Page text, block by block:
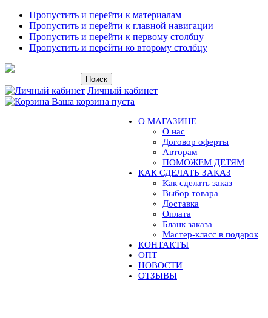
Пропустить и перейти к материалам
Пропустить и перейти к главной навигации
Пропустить и перейти к первому столбцу
Пропустить и перейти ко второму столбцу
Личный кабинет
Ваша корзина пуста
О МАГАЗИНЕ
О нас
Договор оферты
Авторам
ПОМОЖЕМ ДЕТЯМ
КАК СДЕЛАТЬ ЗАКАЗ
Как сделать заказ
Выбор товара
Доставка
Оплата
Бланк заказа
Мастер-класс в подарок
КОНТАКТЫ
ОПТ
НОВОСТИ
ОТЗЫВЫ